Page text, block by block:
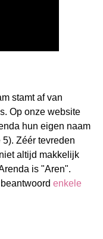
stamt af van
Op onze website
hun eigen naam
Zéér tevreden
altijd makkelijk
is "Aren".
enkele